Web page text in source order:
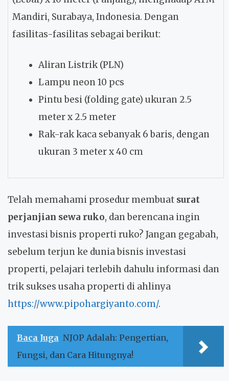
Mandiri, Surabaya, Indonesia. Dengan
fasilitas-fasilitas sebagai berikut:
Aliran Listrik (PLN)
Lampu neon 10 pcs
Pintu besi (folding gate) ukuran 2.5
meter x 2.5 meter
Rak-rak kaca sebanyak 6 baris, dengan
ukuran 3 meter x 40 cm
Telah memahami prosedur membuat surat
perjanjian sewa ruko, dan berencana ingin
investasi bisnis properti ruko? Jangan gegabah,
sebelum terjun ke dunia bisnis investasi
properti, pelajari terlebih dahulu informasi dan
trik sukses usaha properti di ahlinya
https://www.pipohargiyanto.com/.
Baca Juga NJOP Adalah: Pengertian,
Fungsi, dan Cara Hitungnya!